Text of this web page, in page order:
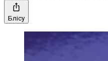
Бөлісу